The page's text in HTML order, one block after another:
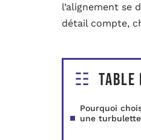
l’alignement se
détail compte,
Table
Pourquoi
une